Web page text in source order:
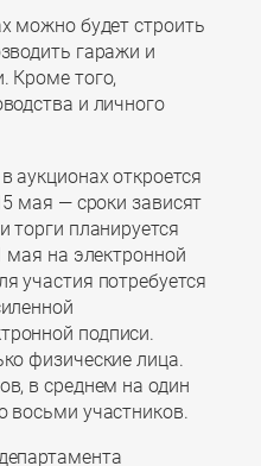
можно будет строить
гаражи и
Кроме того,
и личного
аукционах откроется
мая — сроки зависят
торги планируется
мая на электронной
участия потребуется
подписи.
физические лица.
в среднем на один
восьми участников.